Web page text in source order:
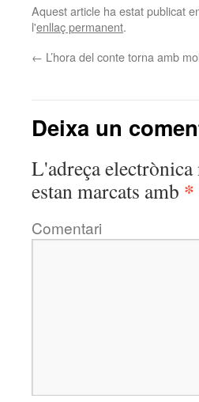
Aquest article ha estat publicat
l'enllaç permanent.
← L’hora del conte torna amb
Deixa un
L'adreça
estan marcats amb *
Comentari